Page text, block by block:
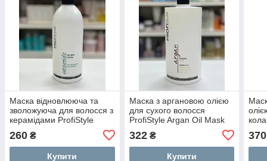
Маска відновлююча та
зволожуюча для волосся з
керамідами ProfiStyle
260 ₴
Купити
Маска з аргановою олією
для сухого волосся
ProfiStyle Argan Oil Mask
322₴
Купити
370